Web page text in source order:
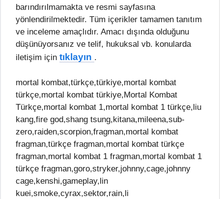
barındırılmamakta ve resmi sayfasına
yönlendirilmektedir. Tüm içerikler tamamen tanıtım
ve inceleme amaçlıdır. Amacı dışında olduğunu
düşünüyorsanız ve telif, hukuksal vb. konularda
iletişim için tıklayın .
mortal kombat,türkçe,türkiye,mortal kombat
türkçe,mortal kombat türkiye,Mortal Kombat
Türkçe,mortal kombat 1,mortal kombat 1 türkçe,liu
kang,fire god,shang tsung,kitana,mileena,sub-
zero,raiden,scorpion,fragman,mortal kombat
fragman,türkçe fragman,mortal kombat türkçe
fragman,mortal kombat 1 fragman,mortal kombat 1
türkçe fragman,goro,stryker,johnny,cage,johnny
cage,kenshi,gameplay,lin
kuei,smoke,cyrax,sektor,rain,li